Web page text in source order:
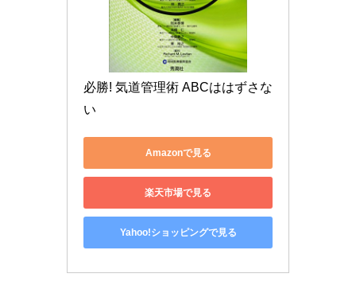
必勝! 気道管理術 ABCははずさな
い
Amazonで見る
楽天市場で見る
Yahoo!ショッピングで見る